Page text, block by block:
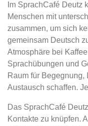
Im SprachCafé Deutz
Menschen mit
zusammen, um sich
gemeinsam Deutsch
Atmosphäre bei
Sprachübungen und
Raum für
Austausch schaffen.
Das SprachCafé
Kontakte zu knüpfen.